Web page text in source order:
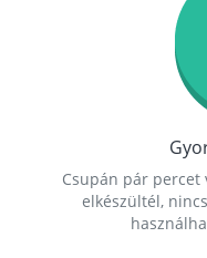
Csupán pár percet
elkészültél,